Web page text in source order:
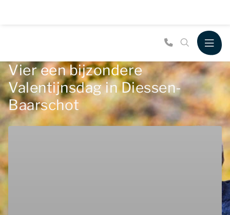
Vier een bijzondere
Valentijnsdag in Diessen-
Baarschot